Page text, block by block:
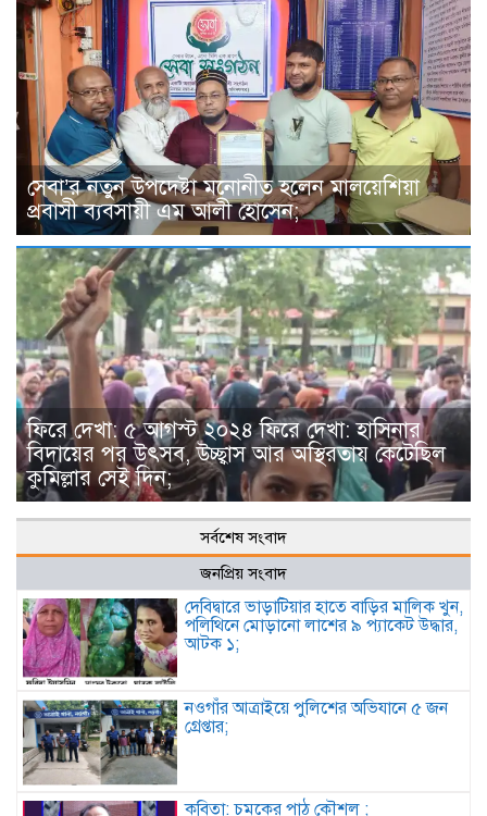
সেবা’র নতুন উপদেষ্টা মনোনীত হলেন মালয়েশিয়া
প্রবাসী ব্যবসায়ী এম আলী হোসেন;
ফিরে দেখা: ৫ আগস্ট ২০২৪ ফিরে দেখা: হাসিনার
বিদায়ের পর উৎসব, উচ্ছ্বাস আর অস্থিরতায় কেটেছিল
কুমিল্লার সেই দিন;
সর্বশেষ সংবাদ
জনপ্রিয় সংবাদ
দেবিদ্বারে ভাড়াটিয়ার হাতে বাড়ির মালিক খুন,
পলিথিনে মোড়ানো লাশের ৯ প্যাকেট উদ্ধার,
আটক ১;
নওগাঁর আত্রাইয়ে পুলিশের অভিযানে ৫ জন
গ্রেপ্তার;
কবিতা: চমকের পাঠ কৌশল ;